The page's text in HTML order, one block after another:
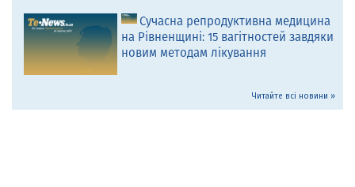
Сучасна репродуктивна медицина
на Рівненщині: 15 вагітностей завдяки
новим методам лікування
Читайте всі новини »